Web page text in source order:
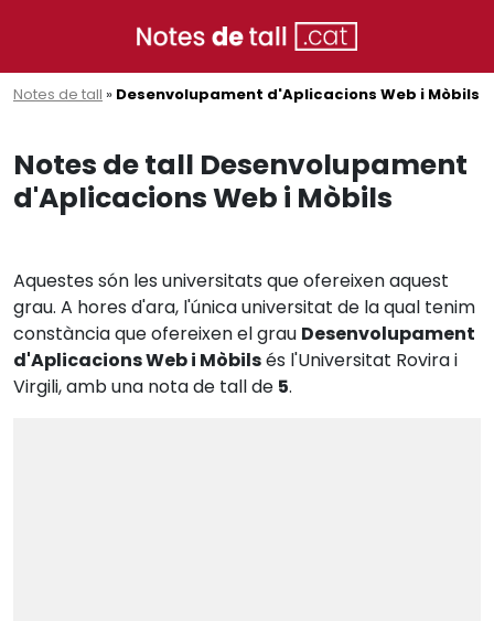
Notes de tall » Desenvolupament d'Aplicacions Web i Mòbils
Notes de tall Desenvolupament
d'Aplicacions Web i Mòbils
Aquestes són les universitats que ofereixen aquest
grau. A hores d'ara, l'única universitat de la qual tenim
constància que ofereixen el grau Desenvolupament
d'Aplicacions Web i Mòbilsés l'Universitat Rovira i
Virgili, amb una nota de tall de 5.